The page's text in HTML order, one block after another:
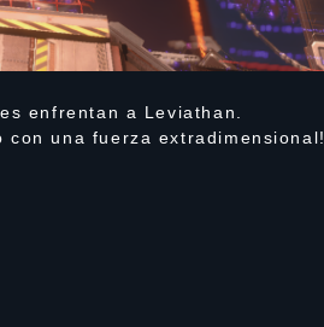
enfrentan a Leviathan.
una fuerza extradimensional!